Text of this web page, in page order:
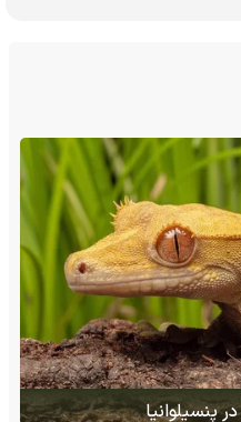
گلو بادبزنی که
بدنش پرتاب می‌کند